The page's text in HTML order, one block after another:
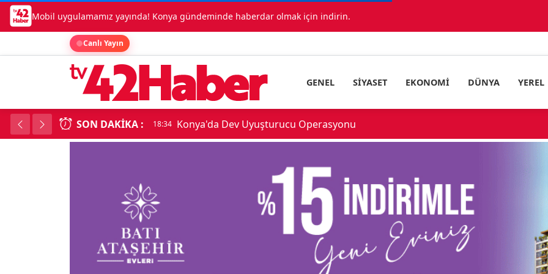
Mobil uygulamamız yayında! Konya gündeminde haberdar olmak için indirin.
Canlı Yayın
GENEL SIYASET EKONOMI DÜNYA YEREL
SON DAKIKA : 18:34 Temmuz Enflasyonu Açıklandı